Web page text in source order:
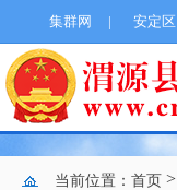
集群网 | 安定区
当前位置： 首页 >